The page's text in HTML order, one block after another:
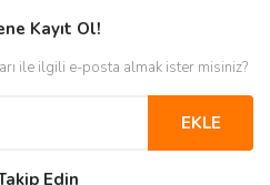
Kayıt Ol!
ile ilgili e-posta almak ister misiniz?
EKLE
Edin